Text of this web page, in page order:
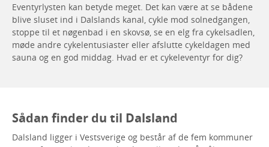
Eventyrlysten kan betyde meget. Det kan være at se bådene
blive sluset ind i Dalslands kanal, cykle mod solnedgangen,
stoppe til et nøgenbad i en skovsø, se en elg fra cykelsadlen,
møde andre cykelentusiaster eller afslutte cykeldagen med
sauna og en god middag. Hvad er et cykeleventyr for dig?
Sådan finder du til Dalsland
Dalsland ligger i Vestsverige og består af de fem kommuner